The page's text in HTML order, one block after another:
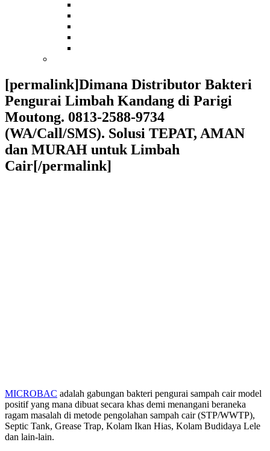
[permalink]Dimana Distributor Bakteri
Pengurai Limbah Kandang di Parigi
Moutong. 0813-2588-9734
(WA/Call/SMS). Solusi TEPAT, AMAN
dan MURAH untuk Limbah
Cair[/permalink]
MICROBAC adalah gabungan bakteri pengurai sampah cair model
positif yang mana dibuat secara khas demi menangani beraneka
ragam masalah di metode pengolahan sampah cair (STP/WWTP),
Septic Tank, Grease Trap, Kolam Ikan Hias, Kolam Budidaya Lele
dan lain-lain.